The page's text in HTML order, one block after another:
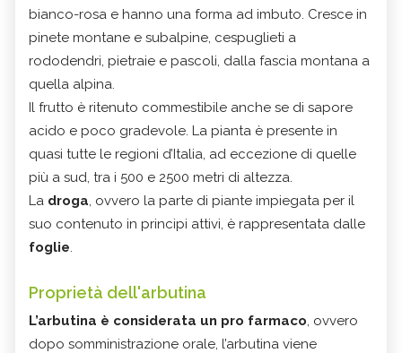
bianco-rosa e hanno una forma ad imbuto. Cresce in
pinete montane e subalpine, cespuglieti a
rododendri, pietraie e pascoli, dalla fascia montana a
quella alpina.
Il frutto è ritenuto commestibile anche se di sapore
acido e poco gradevole. La pianta è presente in
quasi tutte le regioni d’Italia, ad eccezione di quelle
più a sud, tra i 500 e 2500 metri di altezza.
La droga , ovvero la parte di piante impiegata per il
suo contenuto in principi attivi, è rappresentata dalle
foglie
Proprietà dell'arbutina
L’arbutina è considerata un pro farmaco , ovvero
dopo somministrazione orale, l’arbutina viene